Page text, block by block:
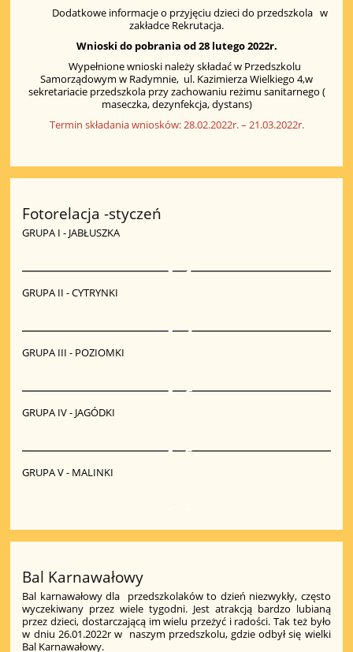
Dodatkowe informacje o przyjęciu dzieci do przedszkola w
zakładce Rekrutacja.
Wnioski do pobrania od 28 lutego 2022r.
Wypełnione wnioski należy składać w Przedszkolu
Samorządowym w Radymnie, ul. Kazimierza Wielkiego 4,w
sekretariacie przedszkola przy zachowaniu reżimu sanitarnego (
maseczka, dezynfekcja, dystans)
Termin składania wniosków: 28.02.2022r. – 21.03.2022r.
Fotorelacja -styczeń
GRUPA I - JABŁUSZKA
1
GRUPA II - CYTRYNKI
4
GRUPA III - POZIOMKI
6
GRUPA IV - JAGÓDKI
5
GRUPA V - MALINKI
Bal Karnawałowy
Bal karnawałowy dla przedszkolaków to dzień niezwykły, często
wyczekiwany przez wiele tygodni. Jest atrakcją bardzo lubianą
przez dzieci, dostarczającą im wielu przeżyć i radości. Tak też było
w dniu 26.01.2022r w naszym przedszkolu, gdzie odbył się wielki
Bal Karnawałowy.